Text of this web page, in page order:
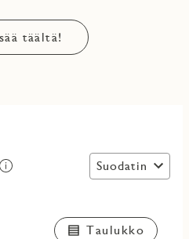
täältä!
Suodatin
Taulukko